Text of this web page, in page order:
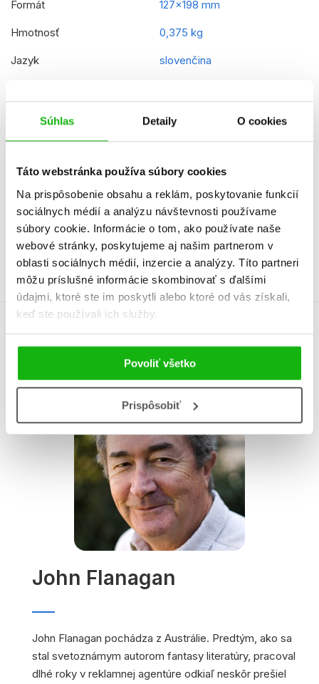
Súhlas Detaily O cookies
Táto webstránka používa súbory cookies
Na prispôsobenie obsahu a reklám, poskytovanie funkcií
sociálnych médií a analýzu návštevnosti používame
súbory cookie. Informácie o tom, ako používate naše
webové stránky, poskytujeme aj našim partnerom v
oblasti sociálnych médií, inzercie a analýzy. Títo partneri
môžu príslušné informácie skombinovať s ďalšími
údajmi, ktoré ste im poskytli alebo ktoré od vás získali,
keď ste používali ich služby.
Povoliť všetko
Prispôsobiť
Formát 127x198 mm
Hmotnosť 0,375 kg
Jazyk slovenčina
Hraničiarov učeň
EAN 9788025215913
Vek od 12
Typ kniha
Väzba
viazaná s laminovaným
poťahom
Autor knihy
John Flanagan
John Flanagan pochádza z Austrálie. Predtým, ako sa
stal svetoznámym autorom fantasy literatúry, pracoval
dlhé roky v reklamnej agentúre odkiaľ neskôr prešiel